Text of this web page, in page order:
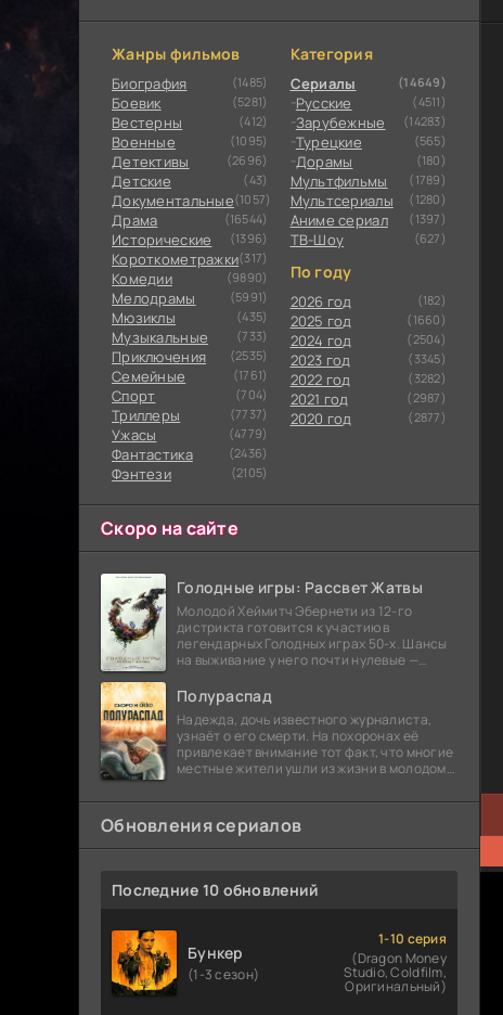
Жанры фильмов
Биография (1485)
Боевик (5281)
Вестерны (412)
Военные (1095)
Детективы (2696)
Детские (43)
Документальные(1057)
Драма (16544)
Исторические (1396)
Короткометражки(317)
Комедии (9890)
Мелодрамы (5991)
Мюзиклы (435)
Музыкальные (733)
Приключения (2535)
Семейные (1761)
Cпорт (704)
Триллеры (7737)
Ужасы (4779)
Фантастика (2436)
Фэнтези (2105)
Категория
Сериалы (14649)
Русские (4511)
Зарубежные (14283)
Турецкие (565)
Дорамы (180)
Мультфильмы (1789)
Мультсериалы (1280)
Аниме сериал (1397)
ТВ-Шоу (627)
По году
2026 год (182)
2025 год (1660)
2024 год (2504)
2023 год (3345)
2022 год (3282)
2021 год (2987)
2020 год (2877)
Скоро на сайте
Голодные игры: Рассвет Жатвы
Молодой Хеймитч Эбернети из 12-го
дистрикта готовится к участию в
легендарных Голодных играх 50-х. Шансы
на выживание у него почти нулевые —
победу еще сорок
Полураспад
Надежда, дочь известного журналиста,
узнаёт о его смерти. На похоронах её
привлекает внимание тот факт, что многие
местные жители ушли из жизни в молодом
бомбы
Обновления сериалов
Последние 10 обновлений
Бункер
(1-3 сезон)
1-10 серия
(Dragon Money
Studio, Coldfilm,
Оригинальный)